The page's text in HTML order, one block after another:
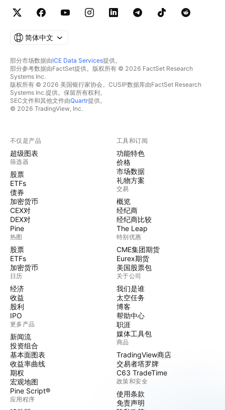
简体中文
部分市场数据由ICE Data Services提供。
部分参考数据由FactSet提供。版权所有 © 2026 FactSet Research
Systems Inc.
版权所有 © 2026 美国银行家协会。CUSIP数据库由FactSet Research
Systems Inc.提供。保留所有权利。
SEC文件和其他文件由Quartr提供。
© 2026 TradingView, Inc.
不仅是产品
超级图表
筛选器
股票
ETFs
债券
加密货币
CEX对
DEX对
Pine
热图
股票
ETFs
加密货币
日历
经济
收益
股利
IPO
更多产品
新闻流
投资组合
基本面图表
收益率曲线
期权
宏观地图
Pine Script®
应用程序
工具和订阅
功能特色
价格
市场数据
礼物方案
交易
概览
经纪商
经纪商比较
The Leap
特别优惠
CME集团期货
Eurex期货
美国股票包
关于公司
我们是谁
太空任务
博客
帮助中心
职涯
媒体工具包
商品
TradingView商店
交易者塔罗牌
C63 TradeTime
政策和安全
使用条款
免责声明